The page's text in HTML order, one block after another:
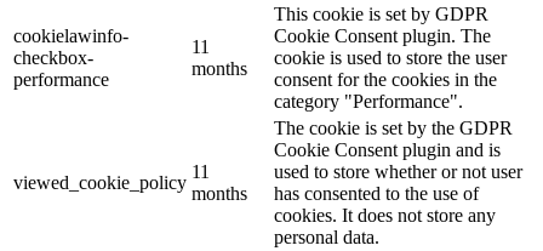
cookielawinfo-
checkbox-
performance
11
months
This cookie is set by GDPR
Cookie Consent plugin. The
cookie is used to store the user
consent for the cookies in the
category "Performance".
viewed_cookie_policy
11
months
The cookie is set by the GDPR
Cookie Consent plugin and is
used to store whether or not user
has consented to the use of
cookies. It does not store any
personal data.